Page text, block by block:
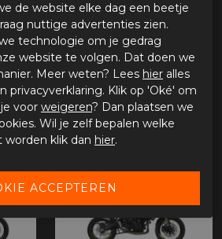
BENELLI TRK 702 GREEN
€ 9.699,00
de website elke dag een beetje
nuttige advertenties zien.
technologie om je gedrag
website te volgen. Dat doen we
Meer weten? Lees hier alles
privacyverklaring. Klik op 'Oké' om
voor weigeren? Dan plaatsen we
Wil je zelf bepalen welke
worden klik dan hier.